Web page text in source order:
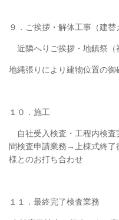
９．ご挨拶・解体工事（建
近隣へりご挨拶・地鎮祭（
地縄張りにより建物位置の御
１０．施工
自社受入検査・工程内検
間検査申請業務→上棟式終了
様とのお打ち合わせ
１１．最終完了検査業務